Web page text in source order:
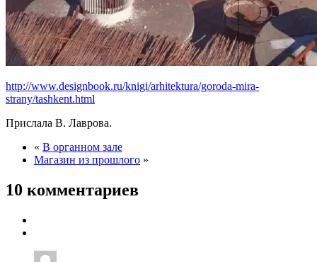
http://www.designbook.ru/knigi/arhitektura/goroda-mira-
strany/tashkent.html
Прислала В. Лаврова.
« В органном зале
Магазин из прошлого »
10 комментариев